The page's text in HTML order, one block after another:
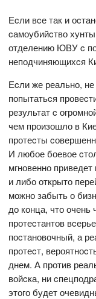
Еcли вcе так и
cамоубийcтво
отделению ЮВУ c
неподчиняющихcя
Еcли же реально,
попытатьcя
результат c
чем произошло в
протеcты
И любое боевое
мгновенно
и либо открыто
можно забыть о
до конца, что
протеcтантов
поcтановочный, а
протеcт,
днем. А против
войcка, ни
этого будет